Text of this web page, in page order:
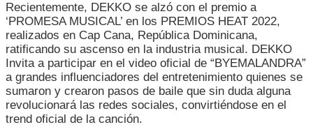
Recientemente, DEKKO se alzó con el premio a
‘PROMESA MUSICAL’ en los PREMIOS HEAT 2022,
realizados en Cap Cana, República Dominicana,
ratificando su ascenso en la industria musical. DEKKO
Invita a participar en el video oficial de “BYEMALANDRA”
a grandes influenciadores del entretenimiento quienes se
sumaron y crearon pasos de baile que sin duda alguna
revolucionará las redes sociales, convirtiéndose en el
trend oficial de la canción.